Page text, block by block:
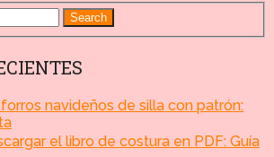
Search
navideños de silla con patrón:
el libro de costura en PDF: Guía